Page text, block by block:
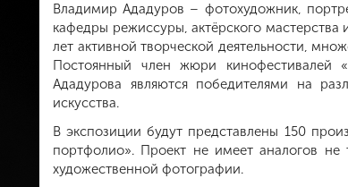
Владимир Ададуров – фотохудожник,
кафедры режиссуры, актёрского
лет активной творческой деятельности,
Постоянный член жюри кинофестивалей
Ададурова являются победителями на
искусства.
В экспозиции будут представлены 150
портфолио». Проект не имеет аналогов
художественной фотографии.